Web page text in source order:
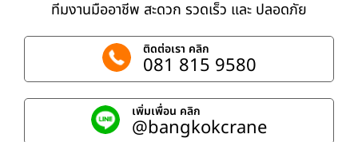
ทีมงานมืออาชีพ สะดวก รวดเร็ว และ ปลอดภัย
ติดต่อเรา คลิก
081 815 9580
เพิ่มเพื่อน คลิก
@bangkokcrane